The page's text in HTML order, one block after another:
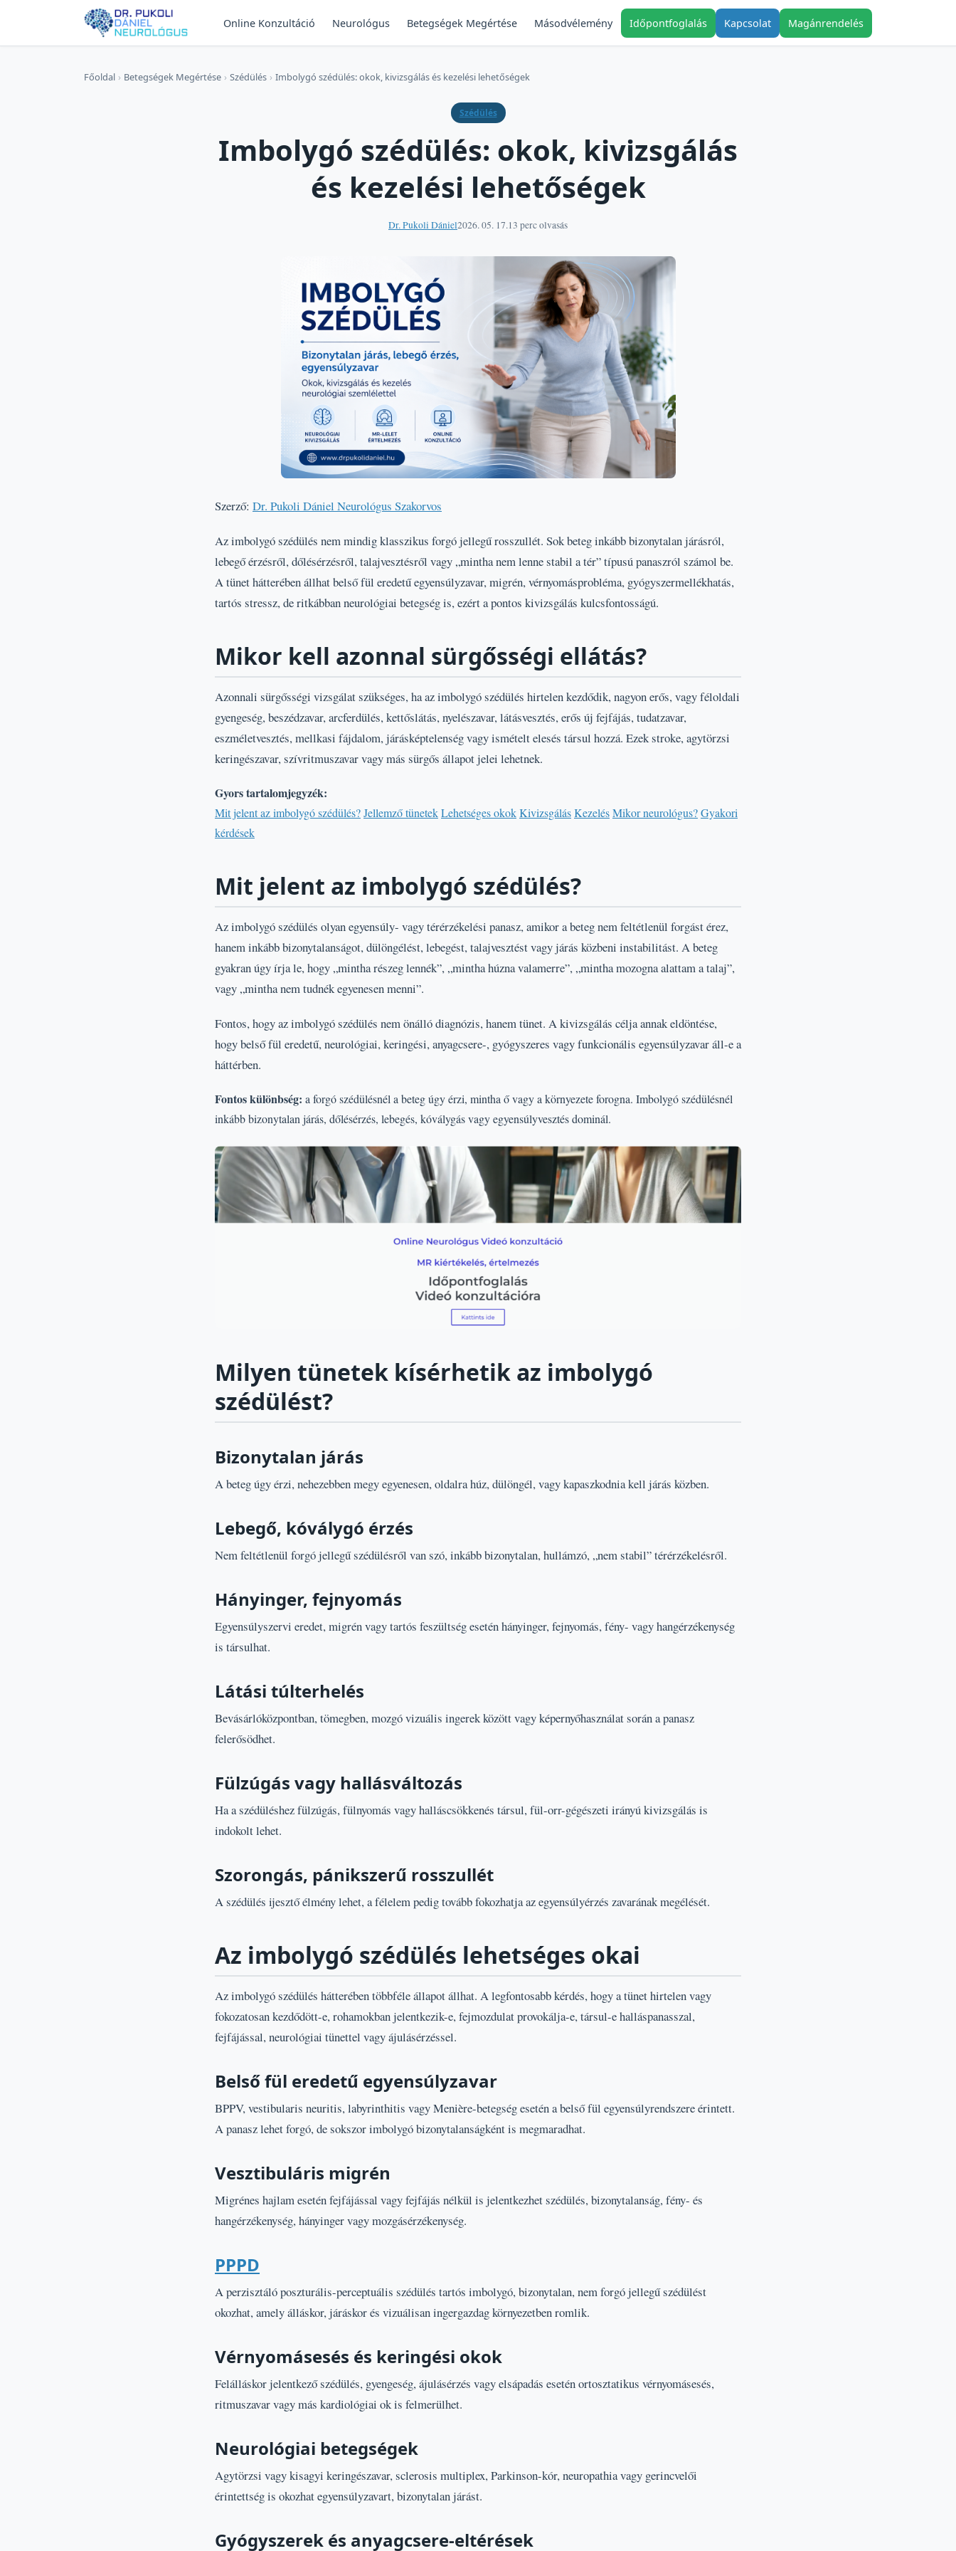
Online Konzultáció Neurológus Betegségek Megértése Másodvélemény Időpontfoglalás Kapcsolat Magánrendelés
Főoldal › Betegségek Megértése › Szédülés › Imbolygó szédülés: okok, kivizsgálás és kezelési lehetőségek
Szédülés
Imbolygó szédülés: okok, kivizsgálás
és kezelési lehetőségek
Dr. Pukoli Dániel2026. 05. 17.13 perc olvasás
Szerző: Dr. Pukoli Dániel Neurológus Szakorvos
Az imbolygó szédülés nem mindig klasszikus forgó jellegű rosszullét. Sok beteg inkább bizonytalan járásról,
lebegő érzésről, dőlésérzésről, talajvesztésről vagy „mintha nem lenne stabil a tér” típusú panaszról számol be.
A tünet hátterében állhat belső fül eredetű egyensúlyzavar, migrén, vérnyomásprobléma, gyógyszermellékhatás,
tartós stressz, de ritkábban neurológiai betegség is, ezért a pontos kivizsgálás kulcsfontosságú.
Mikor kell azonnal sürgősségi ellátás?
Azonnali sürgősségi vizsgálat szükséges, ha az imbolygó szédülés hirtelen kezdődik, nagyon erős, vagy féloldali
gyengeség, beszédzavar, arcferdülés, kettőslátás, nyelészavar, látásvesztés, erős új fejfájás, tudatzavar,
eszméletvesztés, mellkasi fájdalom, járásképtelenség vagy ismételt elesés társul hozzá. Ezek stroke, agytörzsi
keringészavar, szívritmuszavar vagy más sürgős állapot jelei lehetnek.
Gyors tartalomjegyzék:
Mit jelent az imbolygó szédülés?Jellemző tünetekLehetséges okokKivizsgálásKezelésMikor neurológus?Gyakori
kérdések
Mit jelent az imbolygó szédülés?
Az imbolygó szédülés olyan egyensúly- vagy térérzékelési panasz, amikor a beteg nem feltétlenül forgást érez,
hanem inkább bizonytalanságot, dülöngélést, lebegést, talajvesztést vagy járás közbeni instabilitást. A beteg
gyakran úgy írja le, hogy „mintha részeg lennék”, „mintha húzna valamerre”, „mintha mozogna alattam a talaj”,
vagy „mintha nem tudnék egyenesen menni”.
Fontos, hogy az imbolygó szédülés nem önálló diagnózis, hanem tünet. A kivizsgálás célja annak eldöntése,
hogy belső fül eredetű, neurológiai, keringési, anyagcsere-, gyógyszeres vagy funkcionális egyensúlyzavar áll-e a
háttérben.
Fontos különbség: a forgó szédülésnél a beteg úgy érzi, mintha ő vagy a környezete forogna. Imbolygó szédülésnél
inkább bizonytalan járás, dőlésérzés, lebegés, kóválygás vagy egyensúlyvesztés dominál.
Milyen tünetek kísérhetik az imbolygó
szédülést?
Bizonytalan járás
A beteg úgy érzi, nehezebben megy egyenesen, oldalra húz, dülöngél, vagy kapaszkodnia kell járás közben.
Lebegő, kóválygó érzés
Nem feltétlenül forgó jellegű szédülésről van szó, inkább bizonytalan, hullámzó, „nem stabil” térérzékelésről.
Hányinger, fejnyomás
Egyensúlyszervi eredet, migrén vagy tartós feszültség esetén hányinger, fejnyomás, fény- vagy hangérzékenység
is társulhat.
Látási túlterhelés
Bevásárlóközpontban, tömegben, mozgó vizuális ingerek között vagy képernyőhasználat során a panasz
felerősödhet.
Fülzúgás vagy hallásváltozás
Ha a szédüléshez fülzúgás, fülnyomás vagy halláscsökkenés társul, fül-orr-gégészeti irányú kivizsgálás is
indokolt lehet.
Szorongás, pánikszerű rosszullét
A szédülés ijesztő élmény lehet, a félelem pedig tovább fokozhatja az egyensúlyérzés zavarának megélését.
Az imbolygó szédülés lehetséges okai
Az imbolygó szédülés hátterében többféle állapot állhat. A legfontosabb kérdés, hogy a tünet hirtelen vagy
fokozatosan kezdődött-e, rohamokban jelentkezik-e, fejmozdulat provokálja-e, társul-e halláspanasszal,
fejfájással, neurológiai tünettel vagy ájulásérzéssel.
Belső fül eredetű egyensúlyzavar
BPPV, vestibularis neuritis, labyrinthitis vagy Menière-betegség esetén a belső fül egyensúlyrendszere érintett.
A panasz lehet forgó, de sokszor imbolygó bizonytalanságként is megmaradhat.
Vesztibuláris migrén
Migrénes hajlam esetén fejfájással vagy fejfájás nélkül is jelentkezhet szédülés, bizonytalanság, fény- és
hangérzékenység, hányinger vagy mozgásérzékenység.
PPPD
A perzisztáló poszturális-perceptuális szédülés tartós imbolygó, bizonytalan, nem forgó jellegű szédülést
okozhat, amely álláskor, járáskor és vizuálisan ingergazdag környezetben romlik.
Vérnyomásesés és keringési okok
Felálláskor jelentkező szédülés, gyengeség, ájulásérzés vagy elsápadás esetén ortosztatikus vérnyomásesés,
ritmuszavar vagy más kardiológiai ok is felmerülhet.
Neurológiai betegségek
Agytörzsi vagy kisagyi keringészavar, sclerosis multiplex, Parkinson-kór, neuropathia vagy gerincvelői
érintettség is okozhat egyensúlyzavart, bizonytalan járást.
Gyógyszerek és anyagcsere-eltérések